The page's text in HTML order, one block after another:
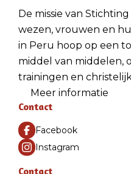
De missie van
wezen, vrouwen en
in Peru hoop op een
middel van middelen,
trainingen en
Meer informatie
Contact
Facebook
Instagram
Contact